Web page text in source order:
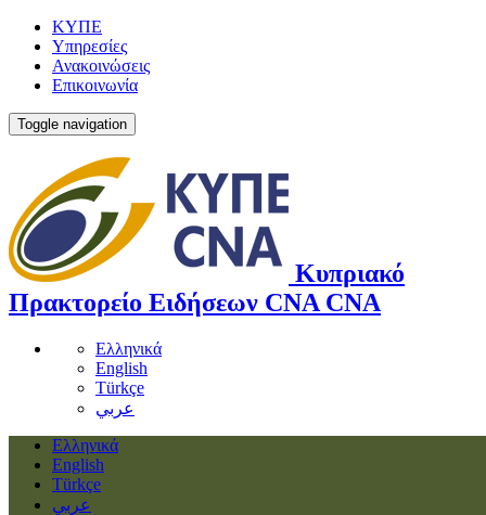
ΚΥΠΕ
Υπηρεσίες
Ανακοινώσεις
Επικοινωνία
Toggle navigation
Κυπριακό
Πρακτορείο Ειδήσεων CNA CNA
Ελληνικά
English
Türkçe
عربي
Ελληνικά
English
Türkçe
عربي